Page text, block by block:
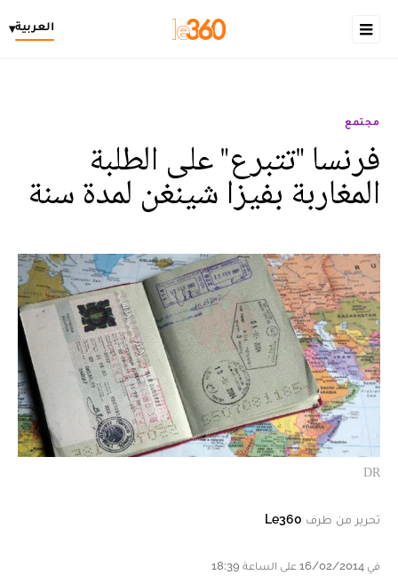
العربية▾
مجتمع
فرنسا "تتبرع" على الطلبة
المغاربة بفيزا شينغن لمدة سنة
DR
تحرير من طرف Le360
في 16/02/2014 على الساعة 18:39